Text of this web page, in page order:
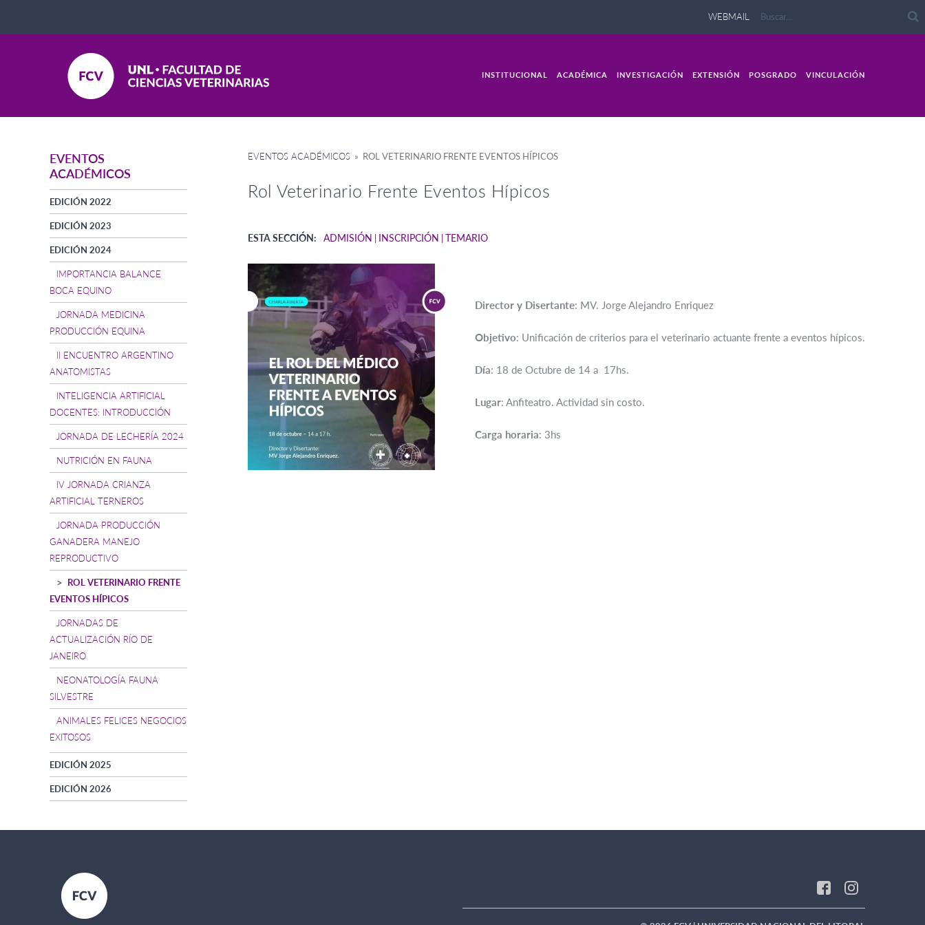
WEBMAIL
INSTITUCIONAL ACADÉMICA INVESTIGACIÓN EXTENSIÓN POSGRADO VINCULACIÓN
EVENTOS
ACADÉMICOS
EDICIÓN 2022
EDICIÓN 2023
EDICIÓN 2024
IMPORTANCIA BALANCE
BOCA EQUINO
JORNADA MEDICINA
PRODUCCIÓN EQUINA
II ENCUENTRO ARGENTINO
ANATOMISTAS
INTELIGENCIA ARTIFICIAL
DOCENTES: INTRODUCCIÓN
JORNADA DE LECHERÍA 2024
NUTRICIÓN EN FAUNA
IV JORNADA CRIANZA
ARTIFICIAL TERNEROS
JORNADA PRODUCCIÓN
GANADERA MANEJO
REPRODUCTIVO
ROL VETERINARIO FRENTE
EVENTOS HÍPICOS
JORNADAS DE
ACTUALIZACIÓN RÍO DE
JANEIRO
NEONATOLOGÍA FAUNA
SILVESTRE
ANIMALES FELICES NEGOCIOS
EXITOSOS
EDICIÓN 2025
EDICIÓN 2026
EVENTOS ACADÉMICOS » ROL VETERINARIO FRENTE EVENTOS HÍPICOS
Rol Veterinario Frente Eventos Hípicos
ESTA SECCIÓN: ADMISIÓN INSCRIPCIÓN TEMARIO
Director y Disertante: MV. Jorge Alejandro Enriquez
Objetivo: Unificación de criterios para el veterinario actuante frente a eventos hípicos.
Día: 18 de Octubre de 14 a 17hs.
Lugar: Anfiteatro. Actividad sin costo.
Carga horaria: 3hs